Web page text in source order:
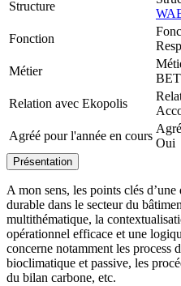
Structure
Fonction
Métier
Relation avec Ekopolis
Agréé pour l'année en cours
Oui
Présentation
A mon sens, les points clés
durable dans le secteur du
multithématique, la
opérationnel efficace et une
concerne notamment les process
bioclimatique et passive, les
du bilan carbone, etc.